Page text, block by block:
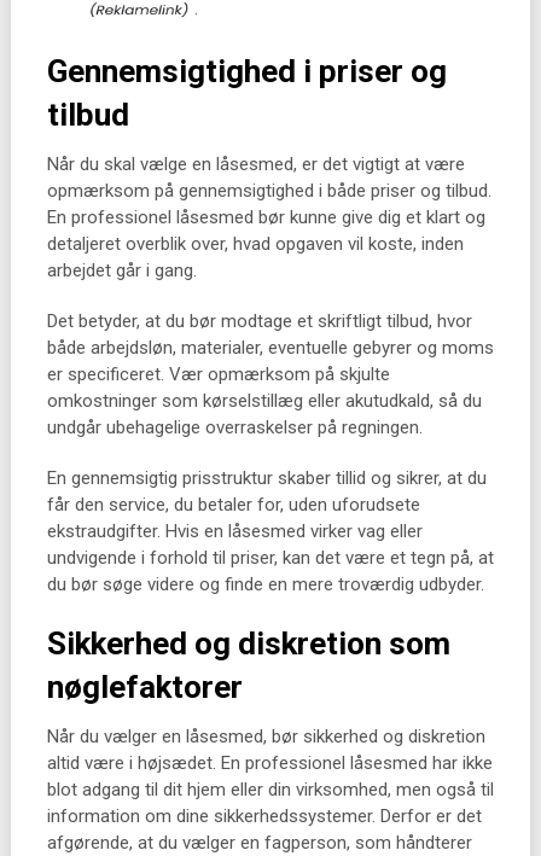
Gennemsigtighed i priser og
tilbud
Når du skal vælge en låsesmed, er det vigtigt at være
opmærksom på gennemsigtighed i både priser og tilbud.
En professionel låsesmed bør kunne give dig et klart og
detaljeret overblik over, hvad opgaven vil koste, inden
arbejdet går i gang.
Det betyder, at du bør modtage et skriftligt tilbud, hvor
både arbejdsløn, materialer, eventuelle gebyrer og moms
er specificeret. Vær opmærksom på skjulte
omkostninger som kørselstillæg eller akutudkald, så du
undgår ubehagelige overraskelser på regningen.
En gennemsigtig prisstruktur skaber tillid og sikrer, at du
får den service, du betaler for, uden uforudsete
ekstraudgifter. Hvis en låsesmed virker vag eller
undvigende i forhold til priser, kan det være et tegn på, at
du bør søge videre og finde en mere troværdig udbyder.
Sikkerhed og diskretion som
nøglefaktorer
Når du vælger en låsesmed, bør sikkerhed og diskretion
altid være i højsædet. En professionel låsesmed har ikke
blot adgang til dit hjem eller din virksomhed, men også til
information om dine sikkerhedssystemer. Derfor er det
afgørende, at du vælger en fagperson, som håndterer